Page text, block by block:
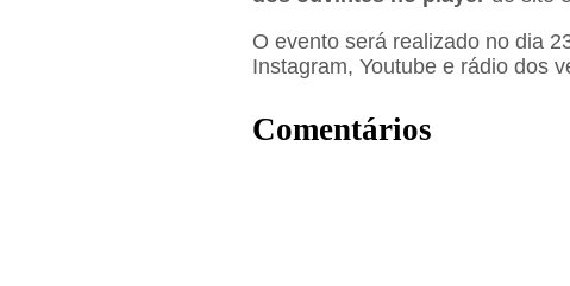
O evento será realizado no dia
Instagram, Youtube e rádio dos
Comentários